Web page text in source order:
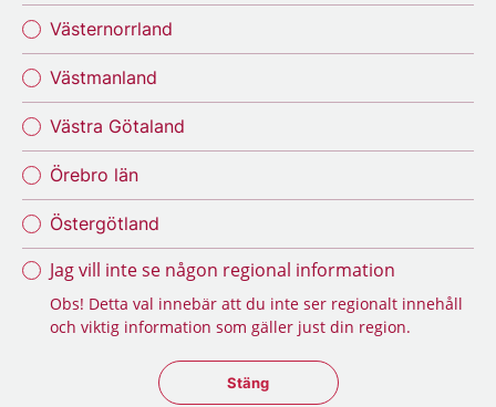
Västernorrland
Västmanland
Västra Götaland
Örebro län
Östergötland
Jag vill inte se någon regional information
Obs! Detta val innebär att du inte ser regionalt innehåll
och viktig information som gäller just din region.
Stäng regionsväljaren
Stäng